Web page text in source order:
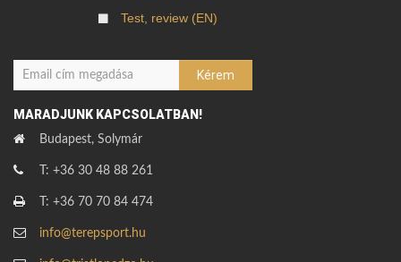
Test, review (EN)
MARADJUNK KAPCSOLATBAN!
Budapest, Solymár
T: +36 30 48 88 261
T: +36 70 70 84 474
info@terepsport.hu